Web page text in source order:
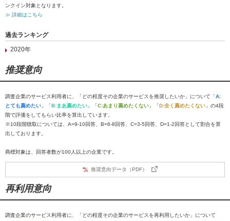
ンクイン対象となります。
≫ 詳細はこちら
過去ランキング
2020年
推奨意向
調査企業のサービス利用者に、「どの程度その企業のサービスを推奨したいか」について「A:
とても薦めたい 」「B:まあ薦めたい 」「C:あまり薦めたくない 」「D:全く薦めたくない 」の4段
階で評価をしてもらい比率を算出しています。
※10段階聴取については、A=9-10回答、B=6-8回答、C=3-5回答、D=1-2回答として割合を算
出しております。
商標対象は、回答者数が100人以上の企業です。
推奨意向データ（PDF）
再利用意向
調査企業のサービス利用者に、「どの程度その企業のサービスを再利用したいか」について